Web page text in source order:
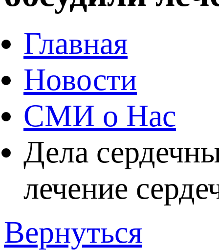
Главная
Новости
СМИ о Нас
Дела
лечение
Вернуться